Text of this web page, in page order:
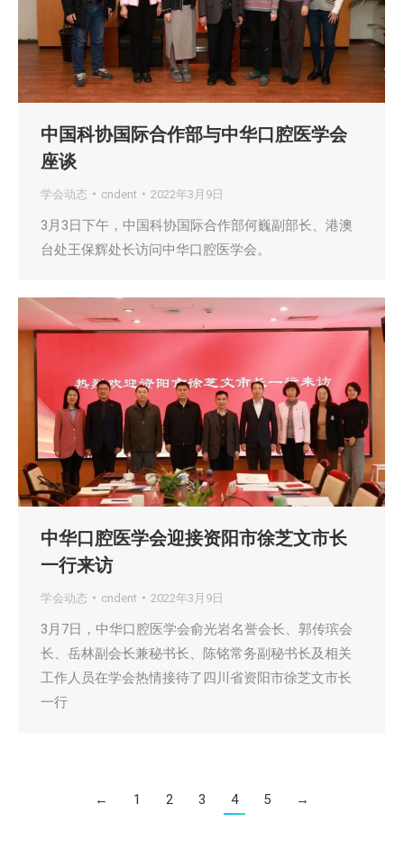
中国科协国际合作部与中华口腔医学会
座谈
学会动态 cndent 2022年3月9日
3月3日下午，中国科协国际合作部何巍副部长、港澳
台处王保辉处长访问中华口腔医学会。
中华口腔医学会迎接资阳市徐芝文市长
一行来访
学会动态 cndent 2022年3月9日
3月7日，中华口腔医学会俞光岩名誉会长、郭传瑸会
长、岳林副会长兼秘书长、陈铭常务副秘书长及相关
工作人员在学会热情接待了四川省资阳市徐芝文市长
一行
← 1 2 3 4 5 →